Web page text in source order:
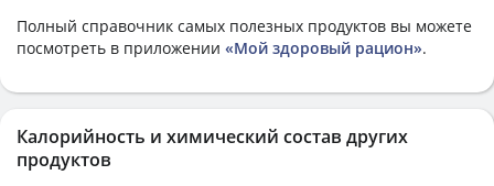
Полный справочник самых полезных продуктов вы можете
посмотреть в приложении «Мой здоровый рацион».
Калорийность и химический состав других
продуктов